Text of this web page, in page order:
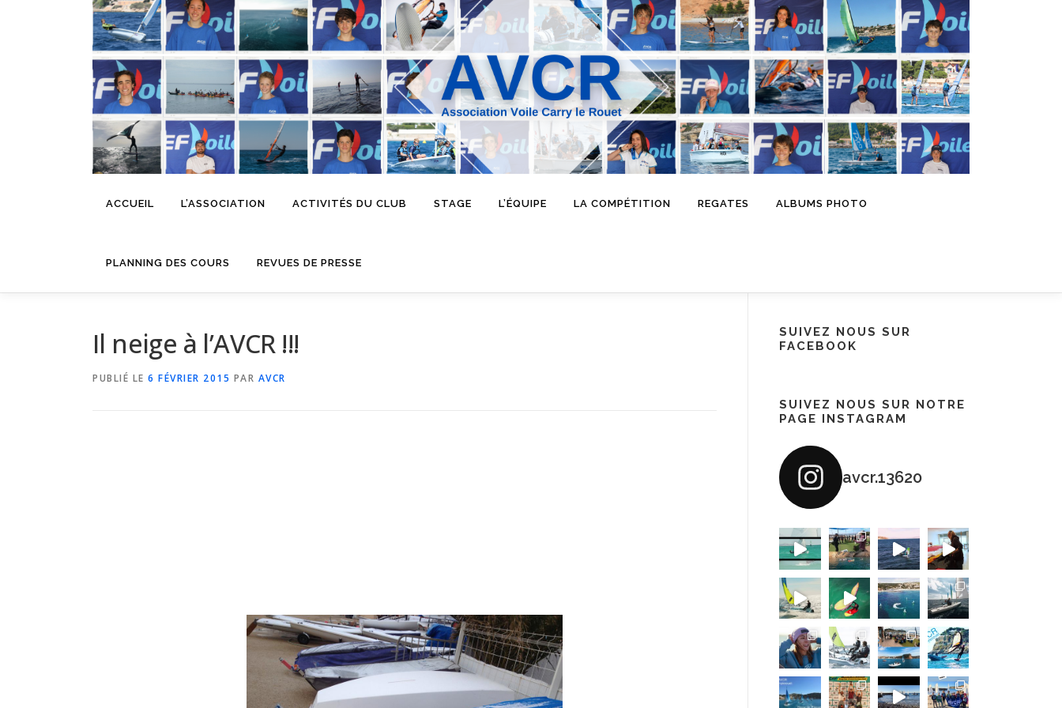
ACCUEIL L’ASSOCIATION ACTIVITÉS DU CLUB STAGE L’ÉQUIPE LA COMPÉTITION REGATES ALBUMS PHOTO
PLANNING DES COURS REVUES DE PRESSE
Il neige à l’AVCR !!!
PUBLIÉ LE 6 FÉVRIER 2015 PAR AVCR
SUIVEZ NOUS SUR
FACEBOOK
SUIVEZ NOUS SUR NOTRE
PAGE INSTAGRAM
avcr.13620